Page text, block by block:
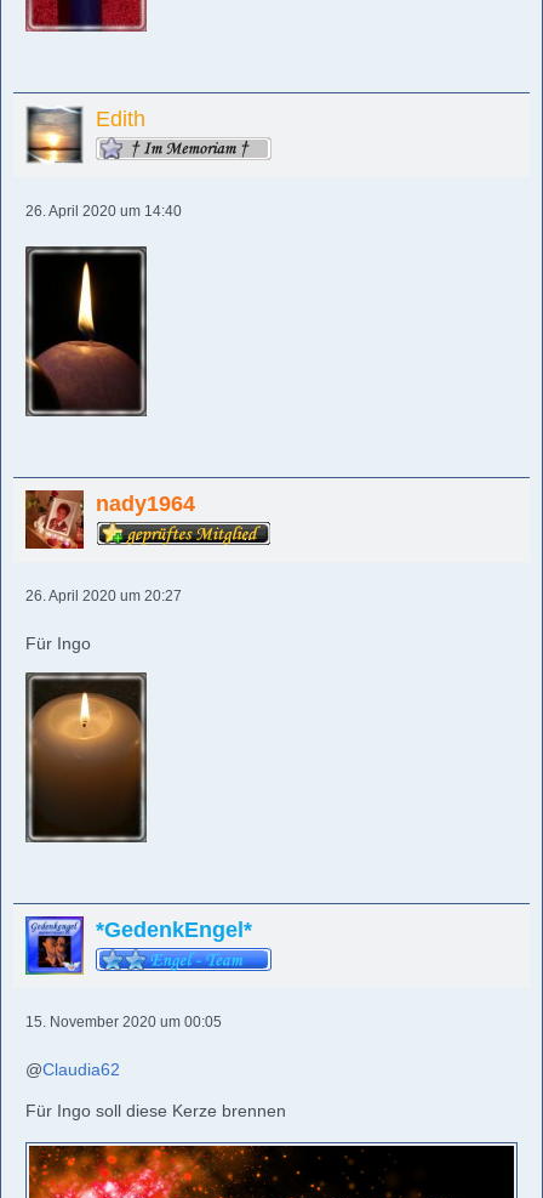
Edith
26. April 2020 um 14:40
nady1964
26. April 2020 um 20:27
Für Ingo
*GedenkEngel*
15. November 2020 um 00:05
@Claudia62
Für Ingo soll diese Kerze brennen